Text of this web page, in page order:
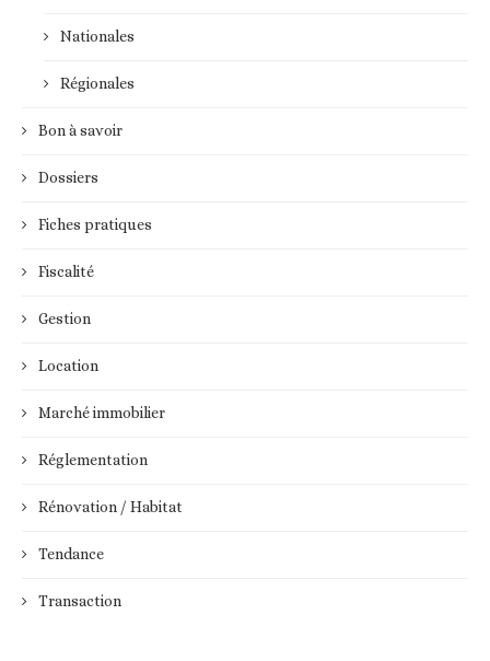
Nationales
Régionales
Bon à savoir
Dossiers
Fiches pratiques
Fiscalité
Gestion
Location
Marché immobilier
Réglementation
Rénovation / Habitat
Tendance
Transaction